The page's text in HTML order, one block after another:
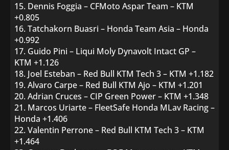
15. Dennis Foggia – CFMoto Aspar Team – KTM
+0.805
16. Tatchakorn Buasri – Honda Team Asia – Honda
+0.992
17. Guido Pini – Liqui Moly Dynavolt Intact GP –
KTM +1.126
18. Joel Esteban – Red Bull KTM Tech 3 – KTM +1.182
19. Alvaro Carpe – Red Bull KTM Ajo – KTM +1.201
20. Adrian Cruces – CIP Green Power – KTM +1.348
21. Marcos Uriarte – FleetSafe Honda MLav Racing –
Honda +1.406
22. Valentin Perrone – Red Bull KTM Tech 3 – KTM
+1.464